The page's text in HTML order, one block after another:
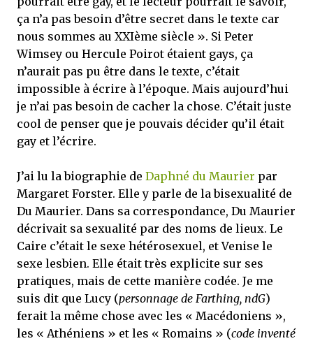
ça n’a pas besoin d’être secret dans le texte car
nous sommes au XXIème siècle ». Si Peter
Wimsey ou Hercule Poirot étaient gays, ça
n’aurait pas pu être dans le texte, c’était
impossible à écrire à l’époque. Mais aujourd’hui
je n’ai pas besoin de cacher la chose. C’était juste
cool de penser que je pouvais décider qu’il était
gay et l’écrire.
J’ai lu la biographie de Daphné du Maurier par
Margaret Forster. Elle y parle de la bisexualité de
Du Maurier. Dans sa correspondance, Du Maurier
décrivait sa sexualité par des noms de lieux. Le
Caire c’était le sexe hétérosexuel, et Venise le
sexe lesbien. Elle était très explicite sur ses
pratiques, mais de cette manière codée. Je me
suis dit que Lucy (personnage de Farthing, ndG)
ferait la même chose avec les « Macédoniens »,
les « Athéniens » et les « Romains » (code inventé